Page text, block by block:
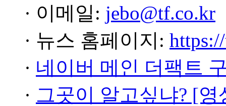
· 이메일: jebo@tf.co.kr
· 뉴스 홈페이지:
· 네이버 메인 더팩트
· 그곳이 알고싶냐? [